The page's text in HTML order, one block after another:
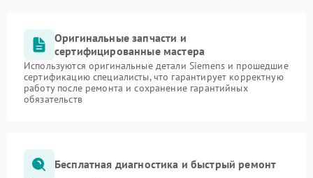
Оригинальные запчасти и
сертифицированные мастера
Используются оригинальные детали Siemens и прошедшие
сертификацию специалисты, что гарантирует корректную
работу после ремонта и сохранение гарантийных
обязательств
Бесплатная диагностика и быстрый ремонт